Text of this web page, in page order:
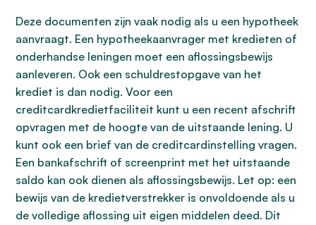
Deze documenten zijn vaak nodig als u een hypotheek
aanvraagt. Een hypotheekaanvrager met kredieten of
onderhandse leningen moet een aflossingsbewijs
aanleveren. Ook een schuldrestopgave van het
krediet is dan nodig. Voor een
creditcardkredietfaciliteit kunt u een recent afschrift
opvragen met de hoogte van de uitstaande lening. U
kunt ook een brief van de creditcardinstelling vragen.
Een bankafschrift of screenprint met het uitstaande
saldo kan ook dienen als aflossingsbewijs. Let op: een
bewijs van de kredietverstrekker is onvoldoende als u
de volledige aflossing uit eigen middelen deed. Dit